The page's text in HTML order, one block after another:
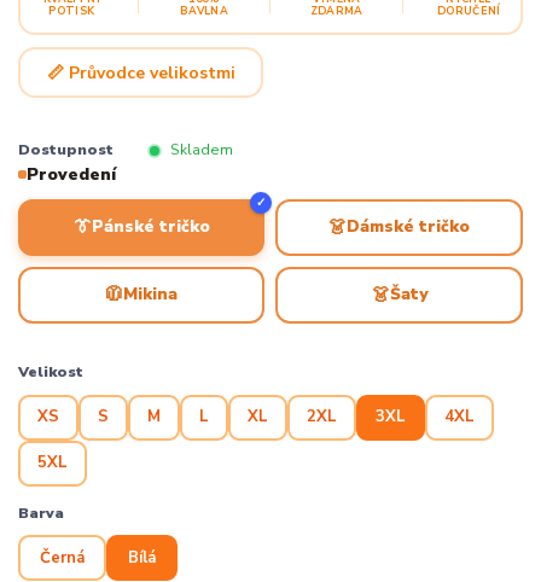
POTISK
BAVLNA
ZDARMA
DORUČENÍ
📏 Průvodce velikostmi
Dostupnost Skladem
Provedení
👔Pánské tričko
✓
👗Dámské tričko
🧥Mikina 👗Šaty
Velikost
XS S M L XL 2XL 3XL 4XL
5XL
Barva
Černá Bílá